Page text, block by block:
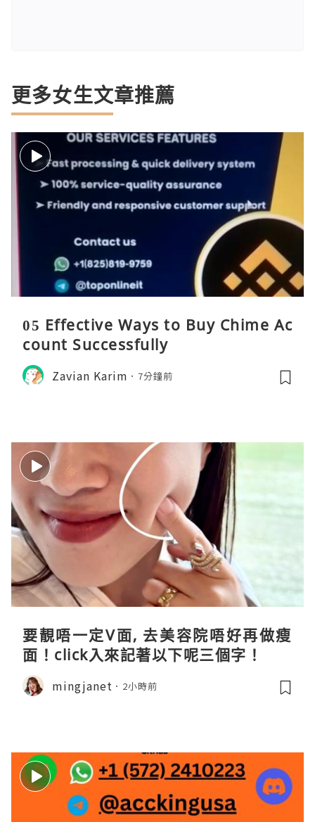
更多女生文章推薦
05 Effective Ways to Buy Chime Ac
count Successfully
Zavian Karim 7分鐘前
要靚唔一定V面, 去美容院唔好再做瘦
面！click入來記著以下呢三個字！
mingjanet 2小時前